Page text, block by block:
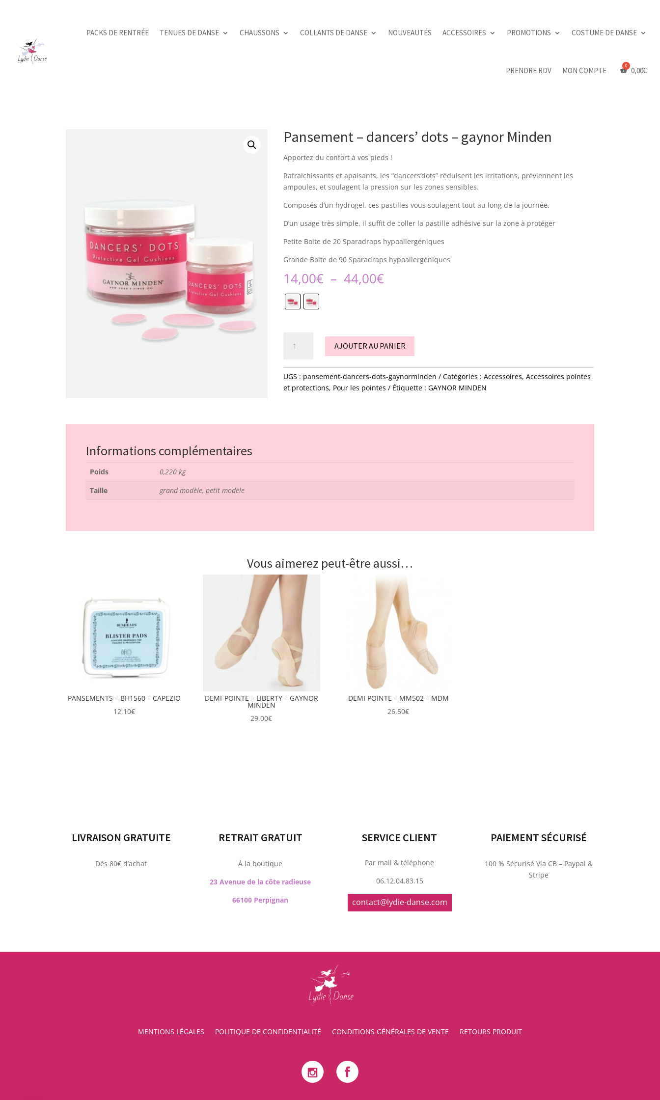
PACKS DE RENTRÉE TENUES DE DANSE CHAUSSONS COLLANTS DE DANSE NOUVEAUTÉS ACCESSOIRES PROMOTIONS COSTUME DE DANSE
PRENDRE RDV MON COMPTE 0,00€
Pansement – dancers’ dots – gaynor Minden
Apportez du confort à vos pieds !
Rafraichissants et apaisants, les “dancers’dots” réduisent les irritations, préviennent les
ampoules, et soulagent la pression sur les zones sensibles.
Composés d’un hydrogel, ces pastilles vous soulagent tout au long de la journée.
D’un usage très simple, il suffit de coller la pastille adhésive sur la zone à protéger
Petite Boite de 20 Sparadraps hypoallergéniques
Grande Boite de 90 Sparadraps hypoallergéniques
14,00€ – 44,00€Plage
44,00€
dancers'
dots
AJOUTER AU PANIER
UGS : pansement-dancers-dots-gaynorminden Catégories :Accessoires,Accessoires pointes
et protections, Pour les pointes Étiquette :GAYNOR MINDEN
Informations complémentaires
Poids
0,220 kg
Taille
grand modèle, petit modèle
Vous aimerez peut-être aussi…
PANSEMENTS – BH1560 – CAPEZIO
12,10€
DEMI-POINTE – LIBERTY – GAYNOR
MINDEN
29,00€
DEMI POINTE – MM502 – MDM
26,50€
LIVRAISON GRATUITE
Dès 80€ d’achat
RETRAIT GRATUIT
À la boutique
23 Avenue de la côte radieuse
66100 Perpignan
SERVICE CLIENT
Par mail & téléphone
06.12.04.83.15
contact@lydie-danse.com
PAIEMENT SÉCURISÉ
100 % Sécurisé Via CB – Paypal &
Stripe
MENTIONS LÉGALES POLITIQUE DE CONFIDENTIALITÉ CONDITIONS GÉNÉRALES DE VENTE RETOURS PRODUIT